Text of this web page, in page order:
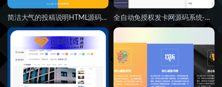
简洁大气的投稿说明HTML源码、免责声明单页HTML源码 全自动免授权发卡网源码系统-彩虹商城发卡源码下载